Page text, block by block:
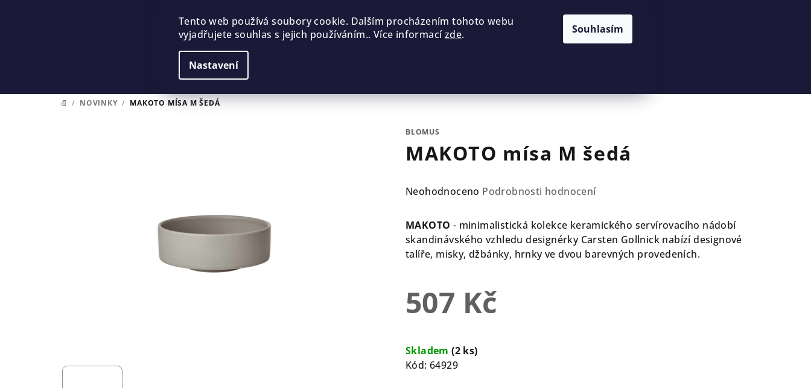
Tento web používá soubory cookie. Dalším procházením tohoto webu
vyjadřujete souhlas s jejich používáním.. Více informacízde.
Nastavení
Souhlasím
DOMŮ
/ NOVINKY / MAKOTO MÍSA M ŠEDÁ
BLOMUS
MAKOTO mísa M šedá
Průměrné
produktu
je
0,0
hvězdiček.
Neohodnoceno Podrobnosti hodnocení
MAKOTO - minimalistická kolekce keramického servírovacího nádobí
skandinávského vzhledu designérky Carsten Gollnick nabízí designové
talíře, misky, džbánky, hrnky ve dvou barevných provedeních.
507 Kč
cena:
Skladem(2 ks)
Kód: 64929